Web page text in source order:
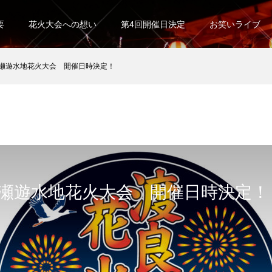
花火大会への想い 第4回開催日決定 お笑いライブ
遊水地花火大会 開催日時決定！
遊水地花火大会 開催日時決定！